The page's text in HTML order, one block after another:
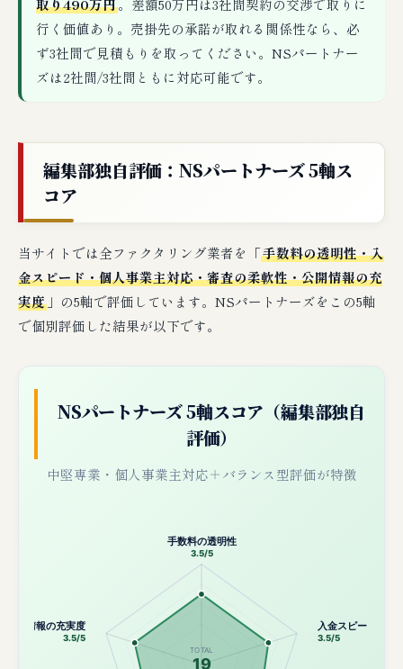
取り490万円。差額50万円は3社間契約の交渉で取りに
行く価値あり。売掛先の承諾が取れる関係性なら、必
ず3社間で見積もりを取ってください。NSパートナー
ズは2社間/3社間ともに対応可能です。
編集部独自評価：NSパートナーズ 5軸ス
コア
当サイトでは全ファクタリング業者を「手数料の透明性・入
金スピード・個人事業主対応・審査の柔軟性・公開情報の充
実度 」の5軸で評価しています。NSパートナーズをこの5軸
で個別評価した結果が以下です。
NSパートナーズ 5軸スコア（編集部独自
評価）
中堅専業・個人事業主対応＋バランス型評価が特徴
TOTAL
19
手数料の透明性
3.5/5
入金スピード
3.5/5
公開情報の充実度
3.5/5